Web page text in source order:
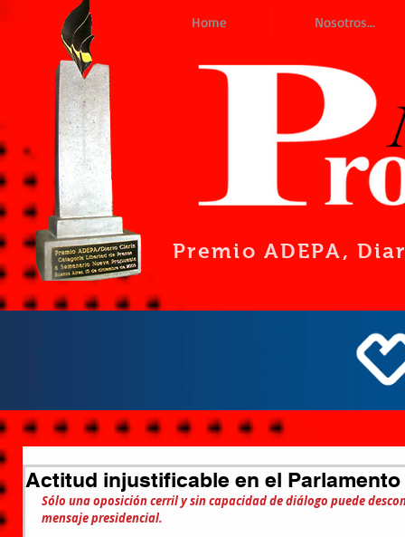
Home Nosotros...
Premio ADEPA,
Actitud injustificable en el Parlamento
Sólo una oposición cerril y sin capacidad de diálogo puede
mensaje presidencial.